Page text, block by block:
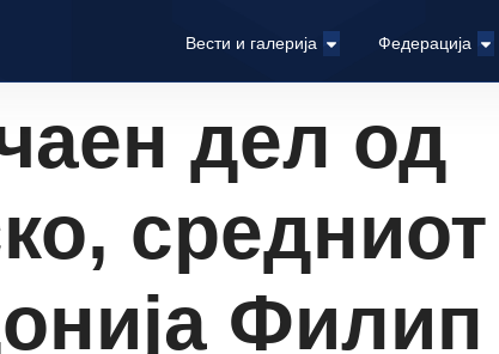
Вести и галерија Федерација
дел од
средниот
Филип